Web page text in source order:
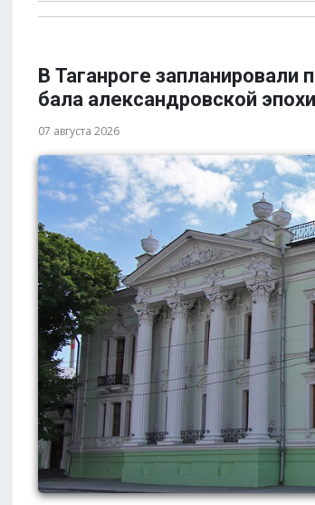
В Таганроге запланировали
бала александровской эпохи
07 августа 2026